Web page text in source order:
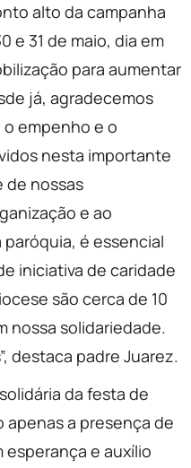
alto da campanha
e 31 de maio, dia em
para aumentar
já, agradecemos
empenho e o
nesta importante
de nossas
e ao
é essencial
iniciativa de caridade
são cerca de 10
nossa solidariedade.
destaca padre Juarez.
da festa de
apenas a presença de
esperança e auxílio